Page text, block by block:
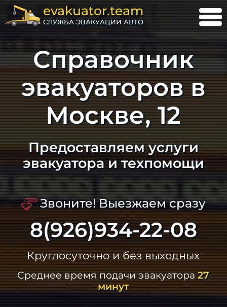
evakuator.team
СЛУЖБА ЭВАКУАЦИИ АВТО
Справочник
эвакуаторов в
Москве, 12
Предоставляем услуги
эвакуатора и техпомощи
Звоните! Выезжаем сразу
8(926)934-22-08
Круглосуточно и без выходных
Среднее время подачи эвакуатора27
минут